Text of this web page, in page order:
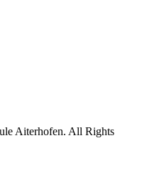
Aiterhofen. All Rights